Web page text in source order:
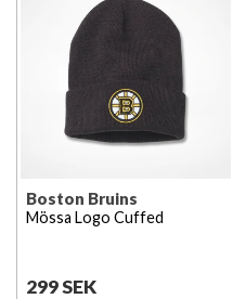
Boston Bruins
Mössa Logo Cuffed
299 SEK